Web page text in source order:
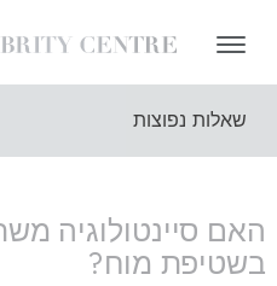
שאלות נפוצות
האם סיינטולוגיה
בשטיפת מוח?